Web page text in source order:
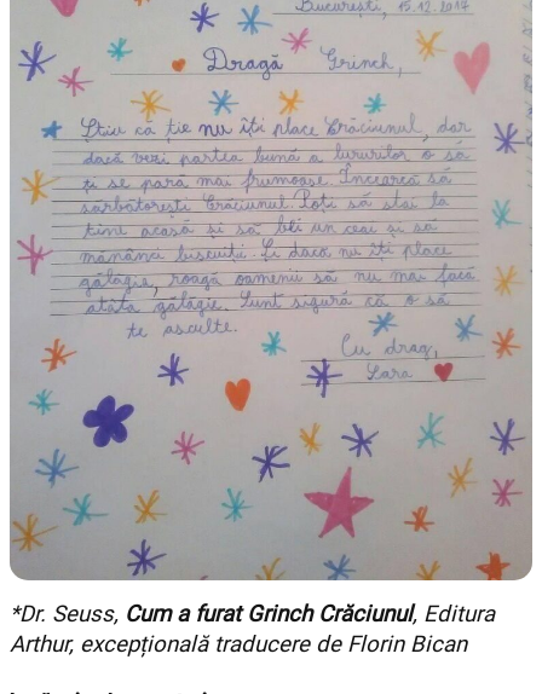
*Dr. Seuss, Cum a furat Grinch Crăciunul, Editura
Arthur, excepțională traducere de Florin Bican